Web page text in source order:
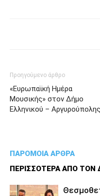
Προηγούμενο άρθρο
«Ευρωπαϊκή Ημέρα
Μουσικής» στον Δήμο
Ελληνικού – Αργυρούπολης
ΠΑΡΟΜΟΙΑ ΑΡΘΡΑ
ΠΕΡΙΣΣΟΤΕΡΑ ΑΠΟ ΤΟΝ